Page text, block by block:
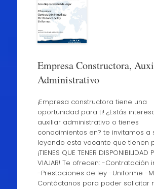
Empresa Constructora,
Administrativo
¡Empresa constructora tiene una
oportunidad para ti! ¿Estás
auxiliar administrativo o tienes
conocimientos en? te invitamos a
leyendo esta vacante que tienen
¡TIENES QUE TENER DISPONIBILIDAD
VIAJAR! Te ofrecen: -Contratación
-Prestaciones de ley -Uniforme -
Contáctanos para poder solicitar